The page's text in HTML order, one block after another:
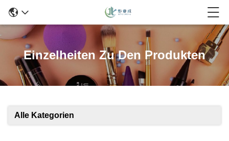
Einzelheiten Zu Den Produkten
Alle Kategorien